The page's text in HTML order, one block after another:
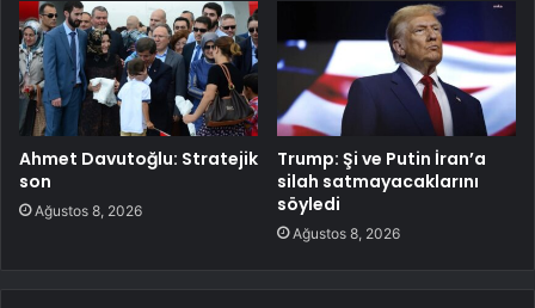
Ahmet Davutoğlu: Stratejik
son
Ağustos 8, 2026
Trump: Şi ve Putin İran’a
silah satmayacaklarını
söyledi
Ağustos 8, 2026